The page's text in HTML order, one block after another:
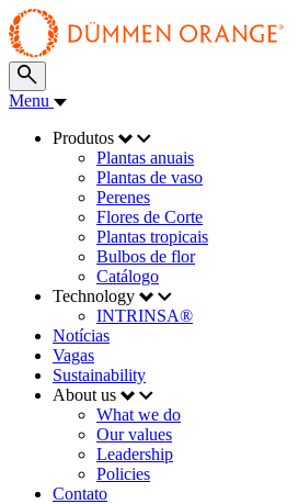
Menu
Produtos
Plantas anuais
Plantas de vaso
Perenes
Flores de Corte
Plantas tropicais
Bulbos de flor
Catálogo
Technology
INTRINSA®
Notícias
Vagas
Sustainability
About us
What we do
Our values
Leadership
Policies
Contato